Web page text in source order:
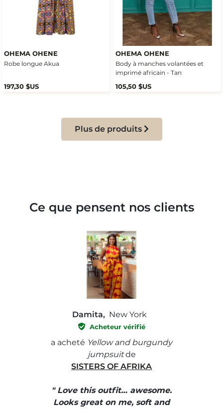
OHEMA OHENE
Robe longue Akua
197,30 $US
OHEMA OHENE
Body à manches volantées et
imprimé africain - Tan
105,50 $US
Plus de produits
Ce que pensent nos clients
Damita, New York
Acheteur vérifié
a acheté Yellow and burgundy
jumpsuitde
SISTERS OF AFRIKA
" Love this outfit… awesome.
Looks great on me, soft and